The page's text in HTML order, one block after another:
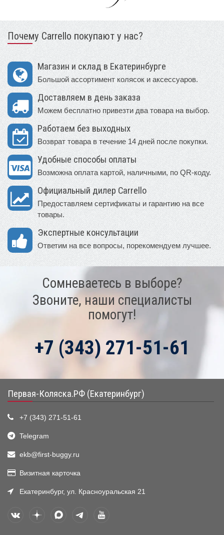
Почему Carrello покупают у нас?
Магазин и склад в Екатеринбурге
Большой ассортимент колясок и аксессуаров.
Доставляем в день заказа
Можем бесплатно привезти два товара на выбор.
Работаем без выходных
Возврат товара в течение 14 дней после покупки.
Удобные способы оплаты
Возможна оплата картой, наличными, по QR-коду.
Официальный дилер Carrello
Предоставляем сертификаты и гарантию на все
товары.
Экспертные консультации
Ответим на все вопросы, порекомендуем лучшее.
Сомневаетесь в выборе?
Звоните, наши специалисты
помогут!
+7 (343) 271-51-61
Первая-Коляска.РФ (Екатеринбург)
+7 (343) 271-51-61
Telegram
ekb@first-buggy.ru
Визитная карточка
Екатеринбург, ул. Красноуральская 21